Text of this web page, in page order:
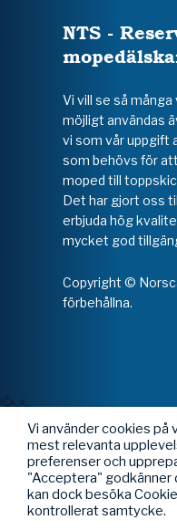
NTS -
Vi vill se så
möjligt användas
vi som vår uppgift
som behövs för
moped till
Det har gjort oss
erbjuda hög
mycket god
Copyright ©
förbehållna.
Vi använder cookies på
mest relevanta
preferenser och
"Acceptera" godkänner
kan dock besöka
kontrollerat samtycke.